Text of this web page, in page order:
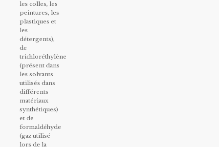
les colles, les
peintures, les
plastiques et
les
détergents),
de
trichloréthylène
(présent dans
les solvants
utilisés dans
différents
matériaux
synthétiques)
et de
formaldéhyde
(gaz utilisé
lors de la